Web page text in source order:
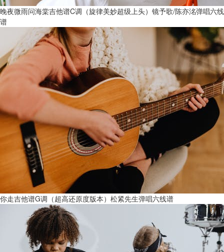
晚夜微雨问海棠吉他谱C调（旋律美妙超级上头）镜予歌/陈亦洺弹唱六线
谱
你走吉他谱G调（超高还原度版本）松紧先生弹唱六线谱